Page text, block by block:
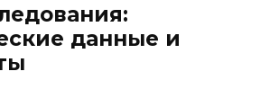
данные и